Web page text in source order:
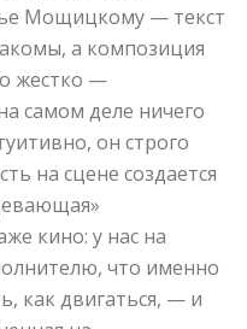
Мощицкому — текст
а композиция
жестко —
самом деле ничего
он строго
на сцене создается
кино: у нас на
что именно
как двигаться, — и